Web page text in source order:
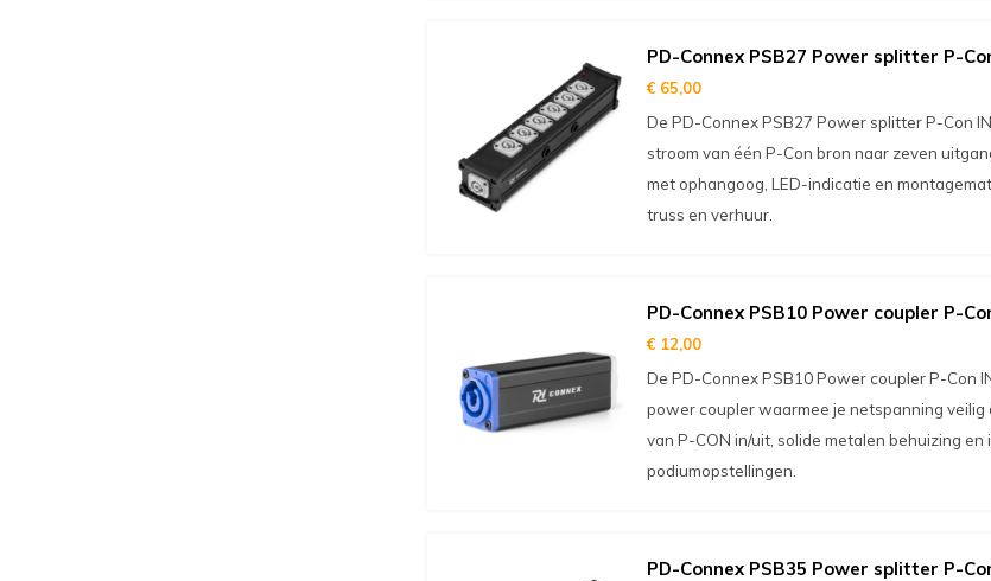
PD-Connex PSB27 Power splitter P-
€ 65,00
De PD-Connex PSB27 Power splitter P-Con
stroom van één P-Con bron naar zeven
met ophangoog, LED-indicatie en
truss en verhuur.
PD-Connex PSB10 Power coupler P-
€ 12,00
De PD-Connex PSB10 Power coupler P-Con
power coupler waarmee je netspanning veilig
van P-CON in/uit, solide metalen behuizing
podiumopstellingen.
PD-Connex PSB35 Power splitter P-